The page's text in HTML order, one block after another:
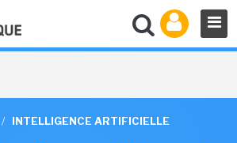
/ INTELLIGENCE ARTIFICIELLE